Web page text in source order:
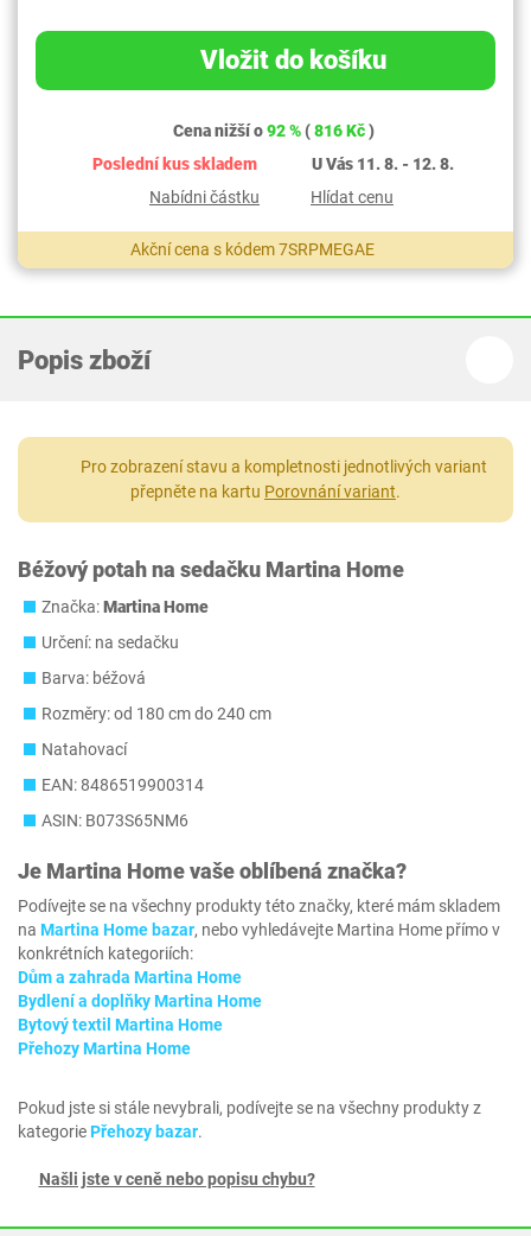
Vložit do košíku
Cena nižší o92 %(816 Kč)
Poslední kus skladem
U Vás 11. 8. - 12. 8.
Nabídni částku
Hlídat cenu
Akční cena s kódem 7SRPMEGAE
Popis zboží
Pro zobrazení stavu a kompletnosti jednotlivých variant
přepněte na kartu Porovnání variant.
Béžový potah na sedačku Martina Home
Značka:Martina Home
Určení: na sedačku
Barva: béžová
Rozměry: od 180 cm do 240 cm
Natahovací
EAN: 8486519900314
ASIN: B073S65NM6
Je Martina Homevaše oblíbená značka?
Podívejte se na všechny produkty této značky, které mám skladem
na Martina Home bazar, nebo vyhledávejte Martina Home přímo v
konkrétních kategoriích:
Dům a zahrada Martina Home
Bydlení a doplňky Martina Home
Bytový textil Martina Home
Přehozy Martina Home
Pokud jste si stále nevybrali, podívejte se na všechny produkty z
kategoriePřehozy bazar.
Našli jste v ceně nebo popisu chybu?